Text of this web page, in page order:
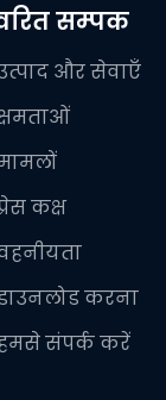
सम्पक
और सेवाएँ
कक्ष
करना
संपर्क करें